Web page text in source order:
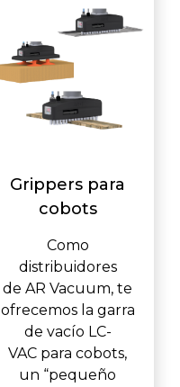
Grippers para
cobots
Como
distribuidores
de AR Vacuum, te
ofrecemos la garra
de vacío LC-
VAC para cobots,
un “pequeño